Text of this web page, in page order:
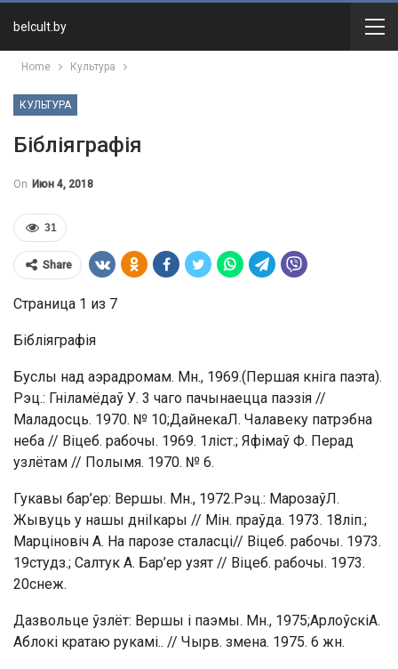
belcult.by
Home Культура
КУЛЬТУРА
Бібліяграфія
On Июн 4, 2018
31
Share
Страница 1 из 7
Бібліяграфія
Буслы над аэрадромам. Мн., 1969.(Першая кніга паэта).
Рэц.: Гніламёдаў У. 3 чаго пачынаецца паэзія //
Маладосць. 1970. № 10;ДайнекаЛ. Чалавеку патрэбна
неба // Віцеб. рабочы. 1969. 1ліст.; Яфімаў Ф. Перад
узлётам // Полымя. 1970. № 6.
Гукавы бар’ер: Вершы. Мн., 1972.Рэц.: МарозаўЛ.
Жывуць у нашы дніІкары // Мін. праўда. 1973. 18ліп.;
Марціновіч А. На парозе сталасці// Віцеб. рабочы. 1973.
19студз.; Салтук А. Бар’ер узят // Віцеб. рабочы. 1973.
20снеж.
Дазвольце ўзлёт: Вершы і паэмы. Мн., 1975;АрлоўскіА.
Аблокі кратаю рукамі.. // Чырв. змена. 1975. 6 жн.